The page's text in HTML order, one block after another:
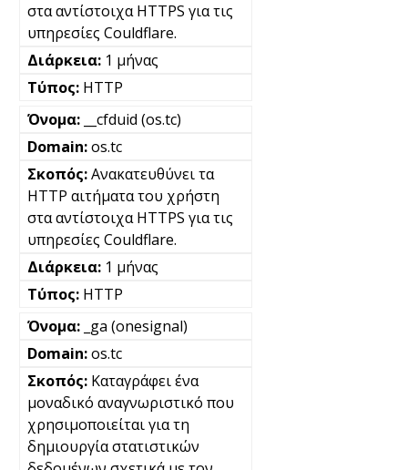
στα αντίστοιχα HTTPS για τις
υπηρεσίες Couldflare.
1 μήνας
HTTP
__cfduid (os.tc)
os.tc
Ανακατευθύνει τα
HTTP αιτήματα του χρήστη
στα αντίστοιχα HTTPS για τις
υπηρεσίες Couldflare.
1 μήνας
HTTP
_ga (onesignal)
os.tc
Καταγράφει ένα
μοναδικό αναγνωριστικό που
χρησιμοποιείται για τη
δημιουργία στατιστικών